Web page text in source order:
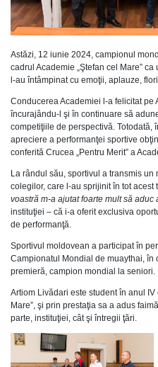
Astăzi, 12 iunie 2024, campionul
cadrul Academie „Ştefan cel Mare”
l-au întâmpinat cu emoţii, aplauze,
Conducerea Academiei l-a felicitat pe
încurajându-l şi în continuare să
competiţiile de perspectivă. Totodată,
apreciere a performanţei sportive
conferită Crucea „Pentru Merit” a
La rândul său, sportivul a transmis
colegilor, care l-au sprijinit în tot acest
voastră m-a ajutat foarte mult să aduc
instituţiei – că i-a oferit exclusiva
de performanţă.
Sportivul moldovean a participat în
Campionatul Mondial de muaythai, în
premieră, campion mondial la seniori.
Artiom Livădari este student în anul
Mare”, şi prin prestaţia sa a adus
parte, instituţiei, cât şi întregii ţări.